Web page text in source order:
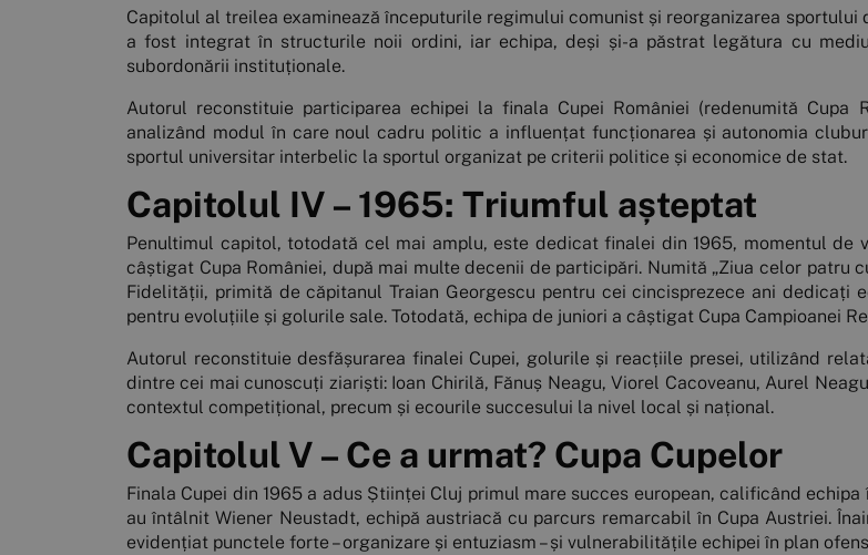
Capitolul al treilea examinează începuturile regimului comunist și reorganizarea
a fost integrat în structurile noii ordini, iar echipa, deși și-a păstrat legătura cu
subordonării instituționale.
Autorul reconstituie participarea echipei la finala Cupei României (redenumită
analizând modul în care noul cadru politic a influențat funcționarea și autonomia
sportul universitar interbelic la sportul organizat pe criterii politice și economice de stat.
Capitolul IV – 1965: Triumful așteptat
Penultimul capitol, totodată cel mai amplu, este dedicat finalei din 1965, momentul
câștigat Cupa României, după mai multe decenii de participări. Numită „Ziua celor patru
Fidelității, primită de căpitanul Traian Georgescu pentru cei cincisprezece ani dedicați
pentru evoluțiile și golurile sale. Totodată, echipa de juniori a câștigat Cupa Campioanei
Autorul reconstituie desfășurarea finalei Cupei, golurile și reacțiile presei, utilizând
dintre cei mai cunoscuți ziariști: Ioan Chirilă, Fănuș Neagu, Viorel Cacoveanu, Aurel
contextul competițional, precum și ecourile succesului la nivel local și național.
Capitolul V – Ce a urmat? Cupa Cupelor
Finala Cupei din 1965 a adus Științei Cluj primul mare succes european, calificând
au întâlnit Wiener Neustadt, echipă austriacă cu parcurs remarcabil în Cupa Austriei.
evidențiat punctele forte – organizare și entuziasm – și vulnerabilitățile echipei în plan